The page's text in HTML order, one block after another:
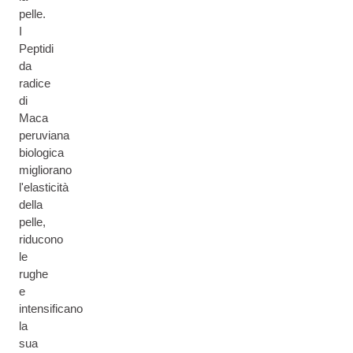
pelle.
I
Peptidi
da
radice
di
Maca
peruviana
biologica
migliorano
l'elasticità
della
pelle,
riducono
le
rughe
e
intensificano
la
sua